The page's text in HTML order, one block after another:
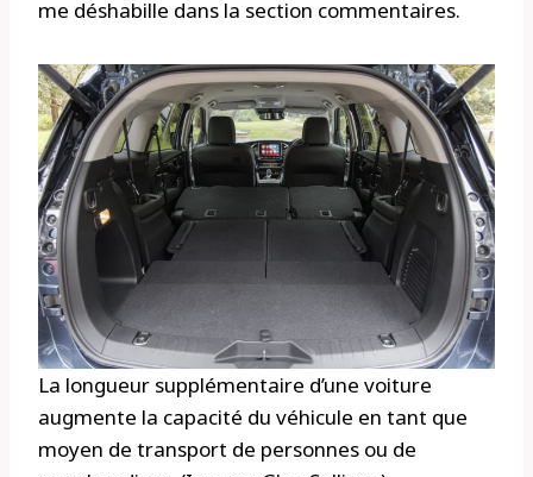
me déshabille dans la section commentaires.
La longueur supplémentaire d’une voiture
augmente la capacité du véhicule en tant que
moyen de transport de personnes ou de